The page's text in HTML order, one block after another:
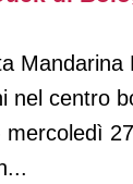
Mandarina
nel centro
mercoledì
...